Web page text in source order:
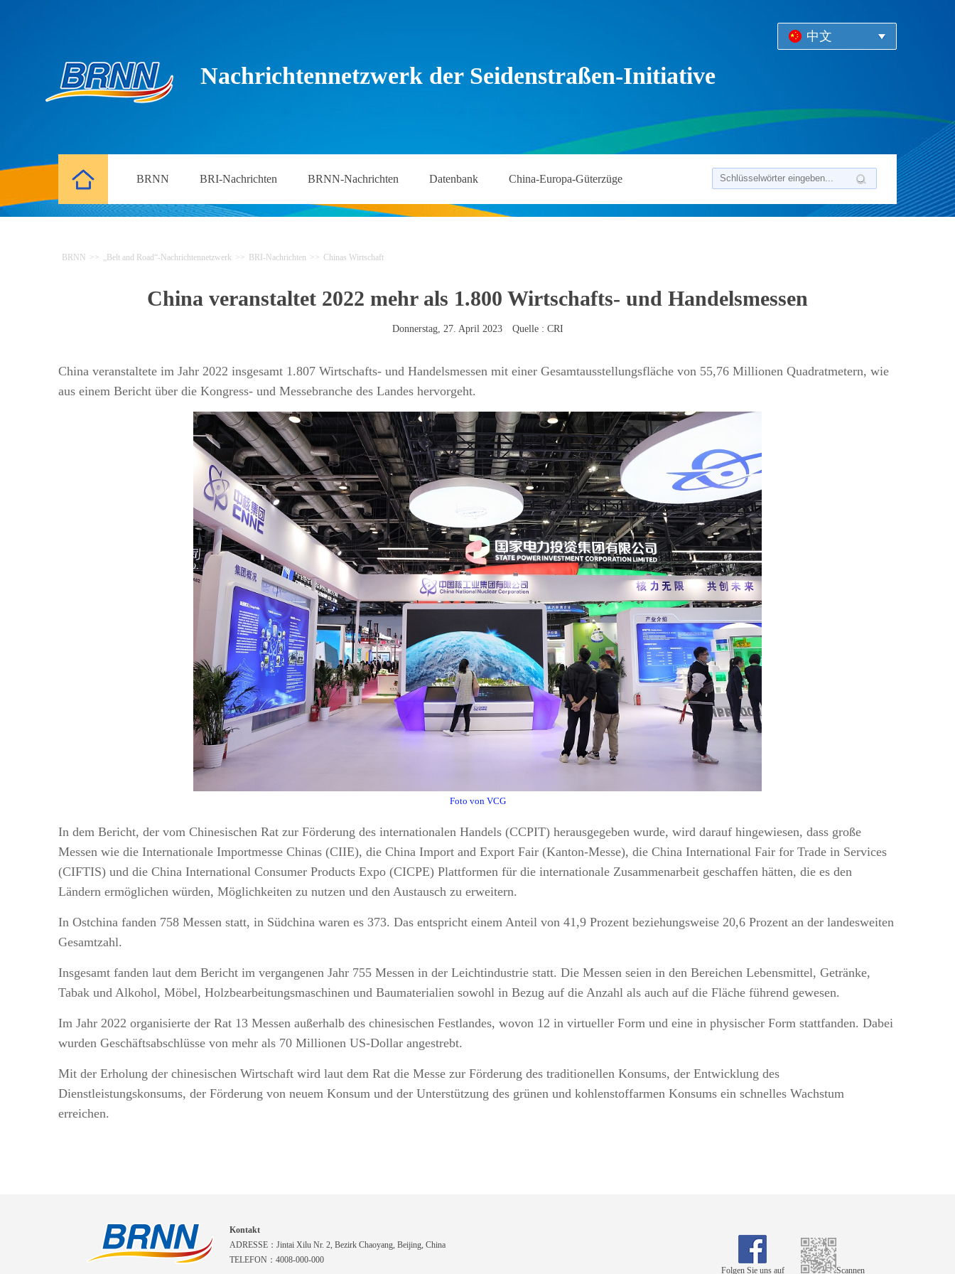
中文
Nachrichtennetzwerk der Seidenstraßen-Initiative
BRNN BRI-Nachrichten BRNN-Nachrichten Datenbank China-Europa-Güterzüge
BRNN >> „Belt and Road“-Nachrichtennetzwerk >> BRI-Nachrichten >> Chinas Wirtschaft
China veranstaltet 2022 mehr als 1.800 Wirtschafts- und Handelsmessen
Donnerstag, 27. April 2023 Quelle : CRI
China veranstaltete im Jahr 2022 insgesamt 1.807 Wirtschafts- und Handelsmessen mit einer Gesamtausstellungsfläche von 55,76 Millionen Quadratmetern, wie
aus einem Bericht über die Kongress- und Messebranche des Landes hervorgeht.
Foto von VCG
In dem Bericht, der vom Chinesischen Rat zur Förderung des internationalen Handels (CCPIT) herausgegeben wurde, wird darauf hingewiesen, dass große
Messen wie die Internationale Importmesse Chinas (CIIE), die China Import and Export Fair (Kanton-Messe), die China International Fair for Trade in Services
(CIFTIS) und die China International Consumer Products Expo (CICPE) Plattformen für die internationale Zusammenarbeit geschaffen hätten, die es den
Ländern ermöglichen würden, Möglichkeiten zu nutzen und den Austausch zu erweitern.
In Ostchina fanden 758 Messen statt, in Südchina waren es 373. Das entspricht einem Anteil von 41,9 Prozent beziehungsweise 20,6 Prozent an der landesweiten
Gesamtzahl.
Insgesamt fanden laut dem Bericht im vergangenen Jahr 755 Messen in der Leichtindustrie statt. Die Messen seien in den Bereichen Lebensmittel, Getränke,
Tabak und Alkohol, Möbel, Holzbearbeitungsmaschinen und Baumaterialien sowohl in Bezug auf die Anzahl als auch auf die Fläche führend gewesen.
Im Jahr 2022 organisierte der Rat 13 Messen außerhalb des chinesischen Festlandes, wovon 12 in virtueller Form und eine in physischer Form stattfanden. Dabei
wurden Geschäftsabschlüsse von mehr als 70 Millionen US-Dollar angestrebt.
Mit der Erholung der chinesischen Wirtschaft wird laut dem Rat die Messe zur Förderung des traditionellen Konsums, der Entwicklung des
Dienstleistungskonsums, der Förderung von neuem Konsum und der Unterstützung des grünen und kohlenstoffarmen Konsums ein schnelles Wachstum
erreichen.
Kontakt
ADRESSE：Jintai Xilu Nr. 2, Bezirk Chaoyang, Beijing, China
TELEFON：4008-000-000
Folgen Sie uns auf
Scannen